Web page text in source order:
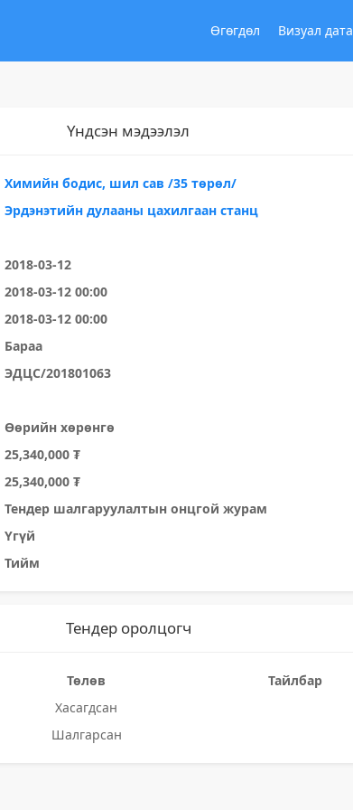
Өгөгдөл Визуал дата
Үндсэн мэдээлэл
Химийн бодис, шил сав /35 төрөл/
Эрдэнэтийн дулааны цахилгаан станц
2018-03-12
2018-03-12 00:00
2018-03-12 00:00
Бараа
ЭДЦС/201801063
Өөрийн хөрөнгө
25,340,000 ₮
25,340,000 ₮
Тендер шалгаруулалтын онцгой журам
Үгүй
Тийм
Тендер оролцогч
Төлөв
Тайлбар
Хасагдсан
Шалгарсан